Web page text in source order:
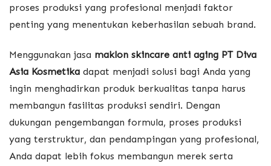
proses produksi yang profesional menjadi faktor
penting yang menentukan keberhasilan sebuah brand.
Menggunakan jasa maklon skincare anti aging PT Diva
Asia Kosmetika dapat menjadi solusi bagi Anda yang
ingin menghadirkan produk berkualitas tanpa harus
membangun fasilitas produksi sendiri. Dengan
dukungan pengembangan formula, proses produksi
yang terstruktur, dan pendampingan yang profesional,
Anda dapat lebih fokus membangun merek serta